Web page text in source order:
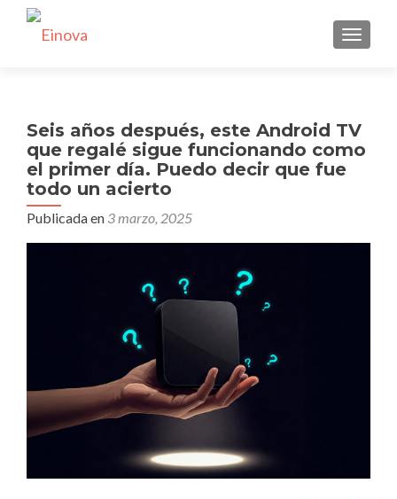
Seis años después, este Android TV
que regalé sigue funcionando como
el primer día. Puedo decir que fue
todo un acierto
Publicada en 3 marzo, 2025